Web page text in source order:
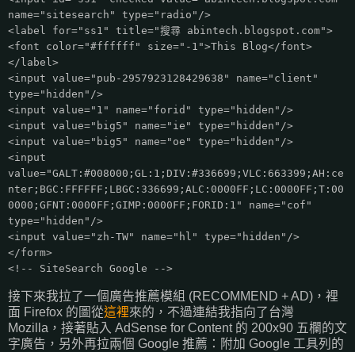
name="sitesearch" type="radio"/>
<label for="ss1" title="搜尋 abintech.blogspot.com">
<font color="#ffffff" size="-1">This Blog</font>
</label>
<input value="pub-2957923128429638" name="client"
type="hidden"/>
<input value="1" name="forid" type="hidden"/>
<input value="big5" name="ie" type="hidden"/>
<input value="big5" name="oe" type="hidden"/>
<input
value="GALT:#008000;GL:1;DIV:#336699;VLC:663399;AH:ce
nter;BGC:FFFFFF;LBGC:336699;ALC:0000FF;LC:0000FF;T:00
0000;GFNT:0000FF;GIMP:0000FF;FORID:1" name="cof"
type="hidden"/>
<input value="zh-TW" name="hl" type="hidden"/>
</form>
<!-- SiteSearch Google -->
接下來我拉了一個廣告推薦模組 (RECOMMEND + AD)，裡
面 Firefox 的圖從這裡來的，不過連結我指向了台灣
Mozilla，接著貼入 AdSense for Content 的 200x90 五欄的文
字廣告，另外再拉兩個 Google 推薦：附加 Google 工具列的